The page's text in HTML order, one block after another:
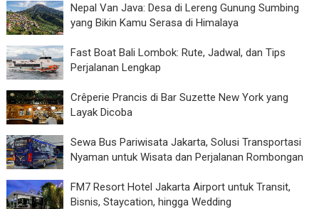
Nepal Van Java: Desa di Lereng Gunung Sumbing
yang Bikin Kamu Serasa di Himalaya
Fast Boat Bali Lombok: Rute, Jadwal, dan Tips
Perjalanan Lengkap
Crêperie Prancis di Bar Suzette New York yang
Layak Dicoba
Sewa Bus Pariwisata Jakarta, Solusi Transportasi
Nyaman untuk Wisata dan Perjalanan Rombongan
FM7 Resort Hotel Jakarta Airport untuk Transit,
Bisnis, Staycation, hingga Wedding